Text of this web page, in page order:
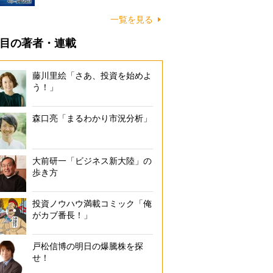
一覧を見る
の著者・連載
藤川里絵「さあ、投資を始めよ
う！」
森口亮「まるわかり市況分析」
大前研一「ビジネス新大陸」の
歩き方
投資ノウハウ満載コミック「俺
がカブ番長！」
戸松信博の明日の爆騰株を探
せ！